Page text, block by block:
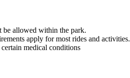
be allowed within the park.
apply for most rides and activities.
medical conditions